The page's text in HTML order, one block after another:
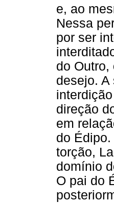
e, ao
Nessa
por ser
do
desejo. A
direção
em
do
torção,
domínio
O pai do